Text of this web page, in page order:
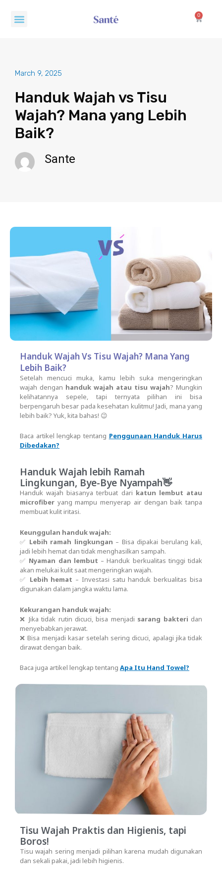
Menu 0 Cart
March 9, 2025
Handuk Wajah vs Tisu
Wajah? Mana yang Lebih
Baik?
Sante
Handuk Wajah Vs Tisu Wajah? Mana Yang
Lebih Baik?
Setelah mencuci muka, kamu lebih suka mengeringkan
wajah dengan handuk wajah atau tisu wajah? Mungkin
kelihatannya sepele, tapi ternyata pilihan ini bisa
berpengaruh besar pada kesehatan kulitmu! Jadi, mana yang
lebih baik? Yuk, kita bahas! 😉
Baca artikel lengkap tentang Penggunaan Handuk Harus
Dibedakan?
Handuk Wajah lebih Ramah
Lingkungan, Bye-Bye Nyampah👋
Handuk wajah biasanya terbuat dari katun lembut atau
microfiber yang mampu menyerap air dengan baik tanpa
membuat kulit iritasi.
Keunggulan handuk wajah:
✅ Lebih ramah lingkungan – Bisa dipakai berulang kali,
jadi lebih hemat dan tidak menghasilkan sampah.
✅ Nyaman dan lembut – Handuk berkualitas tinggi tidak
akan melukai kulit saat mengeringkan wajah.
✅ Lebih hemat – Investasi satu handuk berkualitas bisa
digunakan dalam jangka waktu lama.
Kekurangan handuk wajah:
❌ Jika tidak rutin dicuci, bisa menjadi sarang bakteri dan
menyebabkan jerawat.
❌ Bisa menjadi kasar setelah sering dicuci, apalagi jika tidak
dirawat dengan baik.
Baca juga artikel lengkap tentang Apa Itu Hand Towel?
Tisu Wajah Praktis dan Higienis, tapi
Boros!
Tisu wajah sering menjadi pilihan karena mudah digunakan
dan sekali pakai, jadi lebih higienis.